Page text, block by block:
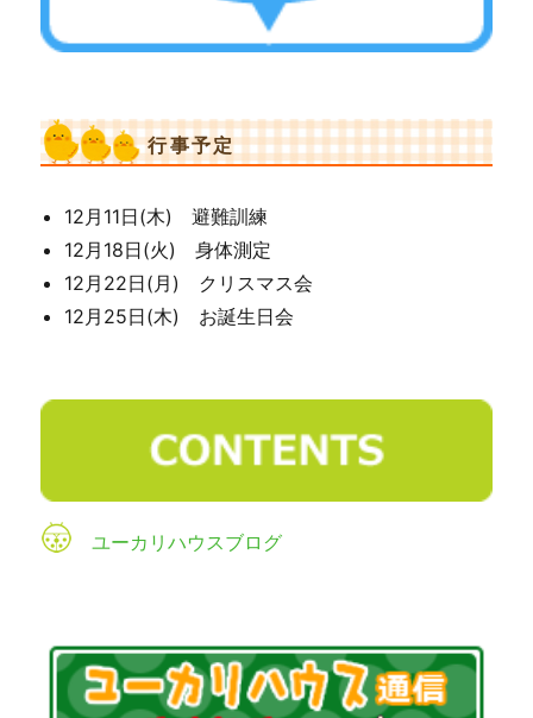
行事予定
12月11日(木) 避難訓練
12月18日(火) 身体測定
12月22日(月) クリスマス会
12月25日(木) お誕生日会
ユーカリハウスブログ